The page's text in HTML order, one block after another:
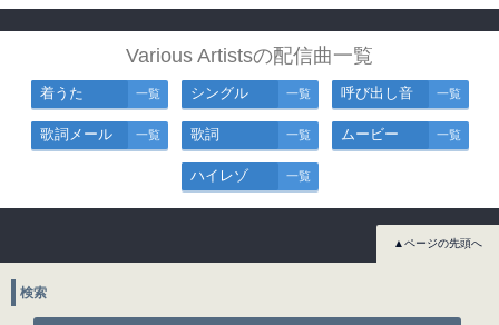
Various Artistsの配信曲一覧
着うた 一覧 シングル 一覧 呼び出し音 一覧
歌詞メール 一覧 歌詞 一覧 ムービー 一覧
ハイレゾ 一覧
▲ページの先頭へ
検索